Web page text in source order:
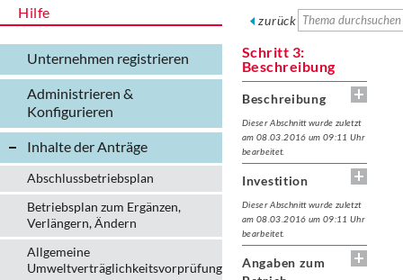
Hilfe
Unternehmen registrieren
Administrieren &
Konfigurieren
Inhalte der Anträge
Abschlussbetriebsplan
Betriebsplan zum Ergänzen,
Verlängern, Ändern
Allgemeine
Umweltverträglichkeitsvorprüfung
zurück
Schritt 3:
Beschreibung
Beschreibung
Dieser Abschnitt wurde zuletzt
am 08.03.2016 um 09:11 Uhr
bearbeitet.
Investition
Dieser Abschnitt wurde zuletzt
am 08.03.2016 um 09:11 Uhr
bearbeitet.
Angaben zum